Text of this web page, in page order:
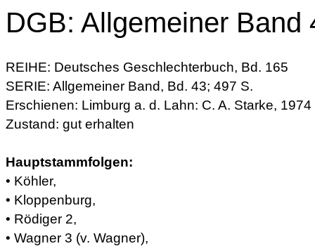
DGB: Allgemeiner Band
REIHE: Deutsches Geschlechterbuch, Bd. 165
SERIE: Allgemeiner Band, Bd. 43; 497 S.
Erschienen: Limburg a. d. Lahn: C. A. Starke, 1974
Zustand: gut erhalten
Hauptstammfolgen:
• Köhler,
• Kloppenburg,
• Rödiger 2,
• Wagner 3 (v. Wagner),